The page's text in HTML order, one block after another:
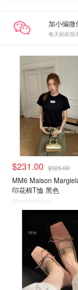
加小编微
每天刷刷朋
$231.00 $325.00
MM6 Maison
印花棉T恤 黑色
@dealmoon.ca